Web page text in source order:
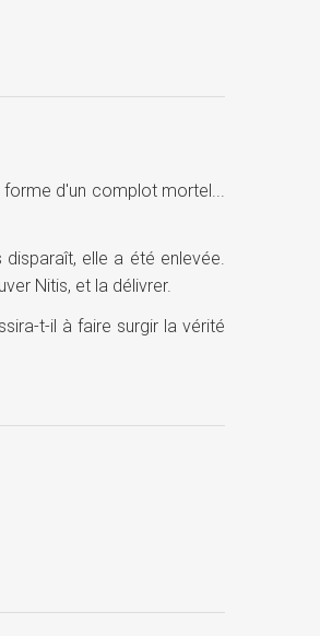
forme d'un complot mortel...
elle a été enlevée.
Nitis, et la délivrer.
t-il à faire surgir la vérité